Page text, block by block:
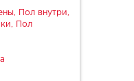
Пол внутри,
Пол